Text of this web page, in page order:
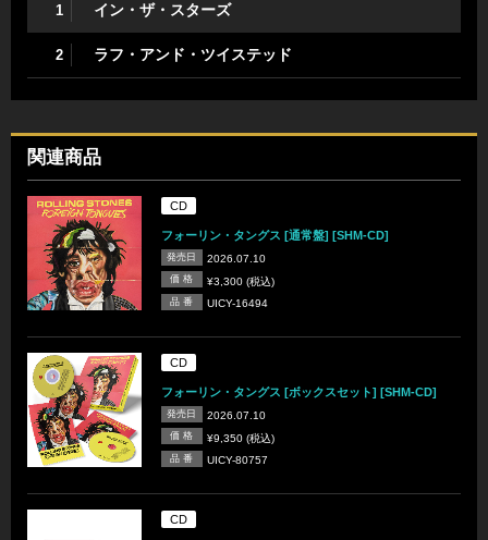
1 イン・ザ・スターズ
2 ラフ・アンド・ツイステッド
関連商品
CD
フォーリン・タングス [通常盤] [SHM-CD]
発売日 2026.07.10
価 格 ¥3,300 (税込)
品 番 UICY-16494
CD
フォーリン・タングス [ボックスセット] [SHM-CD]
発売日 2026.07.10
価 格 ¥9,350 (税込)
品 番 UICY-80757
CD